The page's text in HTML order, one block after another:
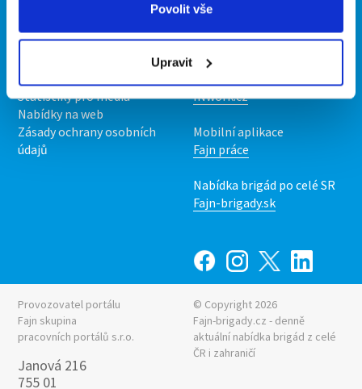
Povolit vše
Upravit
O nás
Statistiky pro média
Nabídky na web
Zásady ochrany osobních
údajů
Fajn brigády
INwork.cz
Mobilní aplikace
Fajn práce
Nabídka brigád po celé SR
Fajn-brigady.sk
Provozovatel portálu
Fajn skupina
pracovních portálů s.r.o.
Janová 216
755 01
© Copyright 2026
Fajn-brigady.cz - denně
aktuální nabídka brigád z celé
ČR i zahraničí